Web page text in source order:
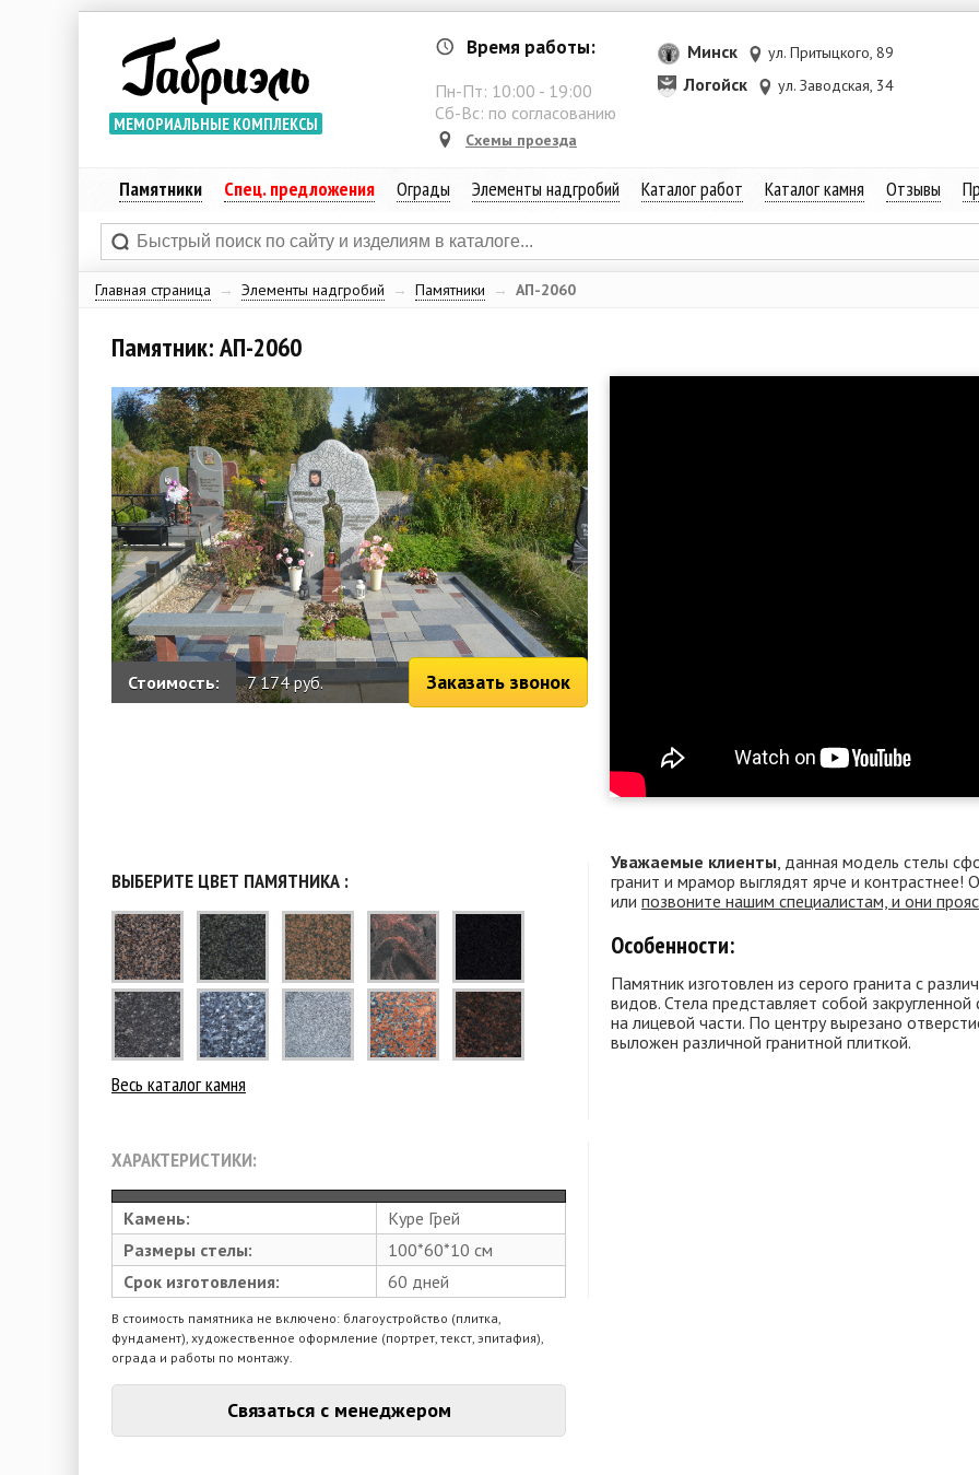
МЕМОРИАЛЬНЫЕ КОМПЛЕКСЫ
Время работы:
Пн-Пт: 10:00 - 19:00
Сб-Вс: по согласованию
Схемы проезда
Минск ул. Притыцкого, 89
Логойск ул. Заводская, 34
Памятники Спец. предложения Ограды Элементы надгробий Каталог работ Каталог камня Отзывы
Главная страница → Элементы надгробий → Памятники → АП-2060
Памятник: АП-2060
Стоимость: 7 174 руб. Заказать звонок
ВЫБЕРИТЕ ЦВЕТ ПАМЯТНИКА :
Весь каталог камня
ХАРАКТЕРИСТИКИ:
Камень:
Куре Грей
Размеры стелы:
100*60*10 см
Срок изготовления:
60 дней
В стоимость памятника не включено: благоустройство (плитка,
фундамент), художественное оформление (портрет, текст, эпитафия),
ограда и работы по монтажу.
Связаться с менеджером
Уважаемые клиенты , данная модель стелы
гранит и мрамор выглядят ярче и контрастнее!
или позвоните нашим специалистам, и они
Особенности:
Памятник изготовлен из серого гранита с
видов. Стела представляет собой
на лицевой части. По центру вырезано
выложен различной гранитной плиткой.